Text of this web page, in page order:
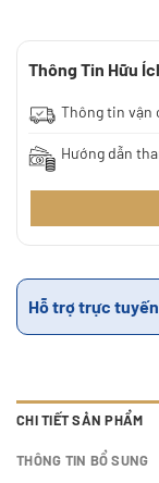
Thông Tin Hữu
Thông tin vận
Hướng dẫn
Hỗ trợ trực
CHI TIẾT SẢN PHẨM
THÔNG TIN BỔ SUNG